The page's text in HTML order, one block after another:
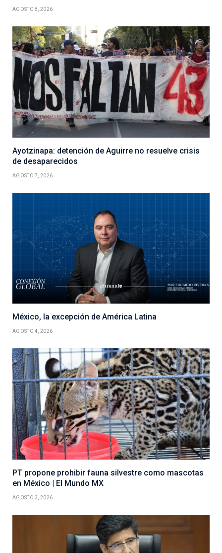
AGOSTO 8, 2026
Ayotzinapa: detención de Aguirre no resuelve crisis
de desaparecidos
AGOSTO 7, 2026
México, la excepción de América Latina
AGOSTO 4, 2026
PT propone prohibir fauna silvestre como mascotas
en México | El Mundo MX
AGOSTO 3, 2026